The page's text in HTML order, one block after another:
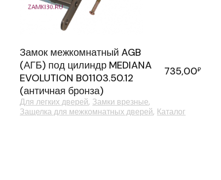
Замок межкомнатный AGB
(АГБ) под цилиндр MEDIANA
EVOLUTION B01103.50.12
(античная бронза)
735,00₽
Для легких дверей Замки врезные
Защелка для межкомнатных дверей Каталог